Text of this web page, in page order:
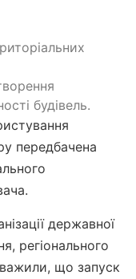
будівель.
передбачена
державної
регіонального
що запуск